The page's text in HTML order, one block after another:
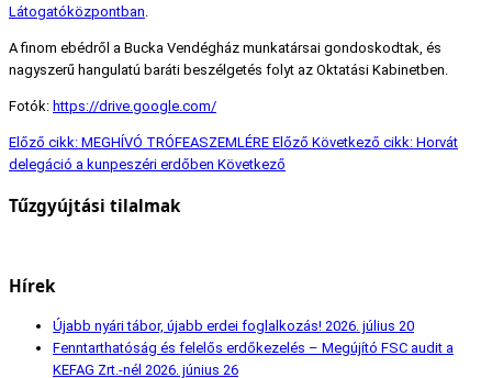
Látogatóközpontban.
A finom ebédről a Bucka Vendégház munkatársai gondoskodtak, és
nagyszerű hangulatú baráti beszélgetés folyt az Oktatási Kabinetben.
Fotók: https://drive.google.com/
Előző cikk: MEGHÍVÓ TRÓFEASZEMLÉRE Előző Következő cikk: Horvát
delegáció a kunpeszéri erdőben Következő
Tűzgyújtási tilalmak
Hírek
Újabb nyári tábor, újabb erdei foglalkozás! 2026. július 20
Fenntarthatóság és felelős erdőkezelés – Megújító FSC audit a
KEFAG Zrt.-nél 2026. június 26